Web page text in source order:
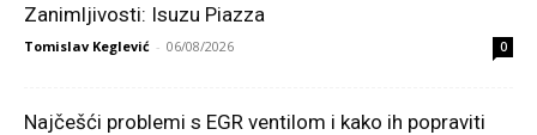
Zanimljivosti: Isuzu Piazza
Tomislav Keglević - 06/08/2026 0
Najčešći problemi s EGR ventilom i kako ih popraviti